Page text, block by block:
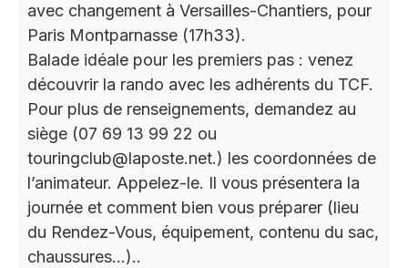
avec changement à Versailles-Chantiers, pour
Paris Montparnasse (17h33).
Balade idéale pour les premiers pas : venez
découvrir la rando avec les adhérents du TCF.
Pour plus de renseignements, demandez au
siège (07 69 13 99 22 ou
touringclub@laposte.net.) les coordonnées de
l’animateur. Appelez-le. Il vous présentera la
journée et comment bien vous préparer (lieu
du Rendez-Vous, équipement, contenu du sac,
chaussures…)..